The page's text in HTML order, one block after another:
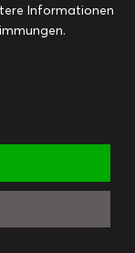
Resteküche
EMAIL
Informationen